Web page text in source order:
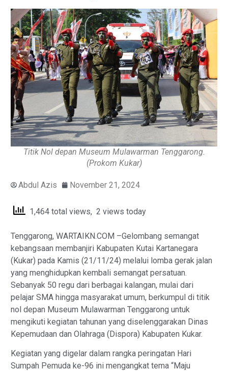
Titik Nol depan Museum Mulawarman Tenggarong.
(Prokom Kukar)
Abdul Azis November 21, 2024
1,464 total views, 2 views today
Tenggarong, WARTAIKN.COM –Gelombang semangat
kebangsaan membanjiri Kabupaten Kutai Kartanegara
(Kukar) pada Kamis (21/11/24) melalui lomba gerak jalan
yang menghidupkan kembali semangat persatuan.
Sebanyak 50 regu dari berbagai kalangan, mulai dari
pelajar SMA hingga masyarakat umum, berkumpul di titik
nol depan Museum Mulawarman Tenggarong untuk
mengikuti kegiatan tahunan yang diselenggarakan Dinas
Kepemudaan dan Olahraga (Dispora) Kabupaten Kukar.
Kegiatan yang digelar dalam rangka peringatan Hari
Sumpah Pemuda ke-96 ini mengangkat tema “Maju